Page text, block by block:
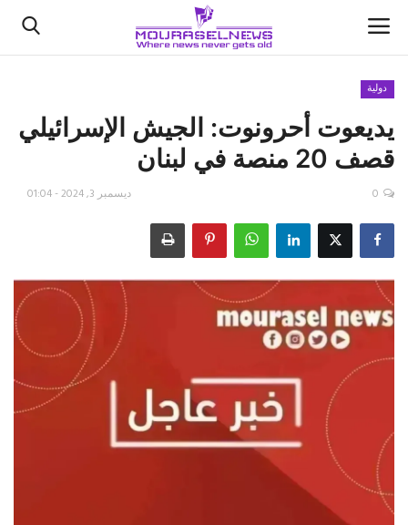
الأخبار
كتّابنا
اقتصاد
علوم وتكنولوجيا
رياضة
حياة
دولية
يديعوت أحرونوت: الجيش الإسرائيلي
قصف 20 منصة في لبنان
ديسمبر 3, 2024 - 01:04 0